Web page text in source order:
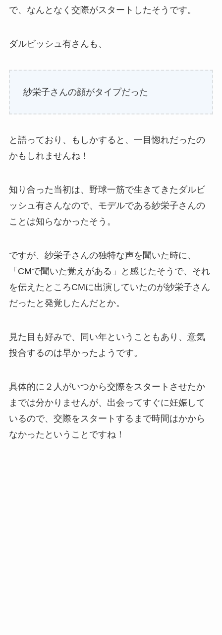
で、なんとなく交際がスタートしたそうです。
ダルビッシュ有さんも、
紗栄子さんの顔がタイプだった
と語っており、もしかすると、一目惚れだったの
かもしれませんね！
知り合った当初は、野球一筋で生きてきたダルビ
ッシュ有さんなので、モデルである紗栄子さんの
ことは知らなかったそう。
ですが、紗栄子さんの独特な声を聞いた時に、
「CMで聞いた覚えがある」と感じたそうで、それ
を伝えたところCMに出演していたのが紗栄子さん
だったと発覚したんだとか。
見た目も好みで、同い年ということもあり、意気
投合するのは早かったようです。
具体的に２人がいつから交際をスタートさせたか
までは分かりませんが、出会ってすぐに妊娠して
いるので、交際をスタートするまで時間はかから
なかったということですね！